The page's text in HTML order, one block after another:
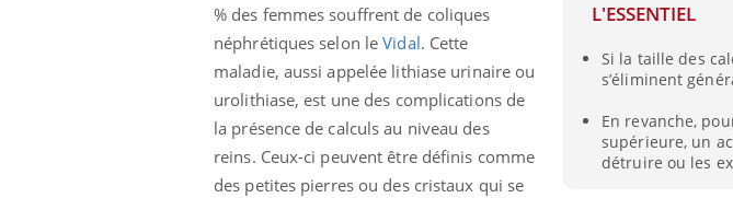
L'ESSENTIEL
Si la taille des
s’éliminent
En revanche,
supérieure, un
détruire ou les
% des femmes souffrent de coliques
néphrétiques selon leVidal. Cette
maladie, aussi appelée lithiase urinaire ou
urolithiase, est une des complications de
la présence de calculs au niveau des
reins. Ceux-ci peuvent être définis comme
des petites pierres ou des cristaux qui se
Fatigue, irritabilité, brouillard mental ou
même alopécie… Les symptômes de la
carence en fer sont multiples ce qui la rend
En 2026, l'insuline dans le diabète
reste entourée d'idées reçues chez
patients comme parfois chez les